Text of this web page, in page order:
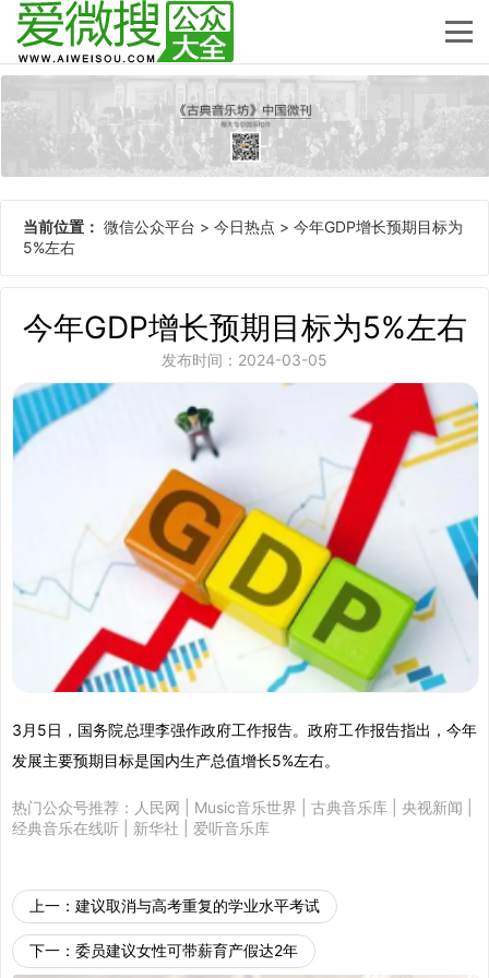
当前位置： 微信公众平台 > 今日热点 > 今年GDP增长预期目标为
5%左右
今年GDP增长预期目标为5%左右
发布时间：2024-03-05
3月5日，国务院总理李强作政府工作报告。政府工作报告指出，今年
发展主要预期目标是国内生产总值增长5%左右。
热门公众号推荐： 人民网 Music音乐世界 古典音乐库 央视新闻
经典音乐在线听
新华社 爱听音乐库
上一： 建议取消与高考重复的学业水平考试
下一： 委员建议女性可带薪育产假达2年